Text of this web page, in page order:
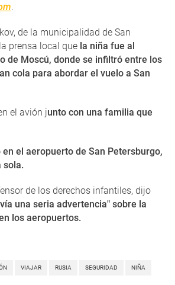
.
de la municipalidad de San
prensa local que la niña fue al
de Moscú, donde se infiltró entre los
cola para abordar el vuelo a San
el avión junto con una familia que
en el aeropuerto de San Petersburgo,
sola.
de los derechos infantiles, dijo
una seria advertencia" sobre la
los aeropuertos.
VIAJAR RUSIA SEGURIDAD NIÑA